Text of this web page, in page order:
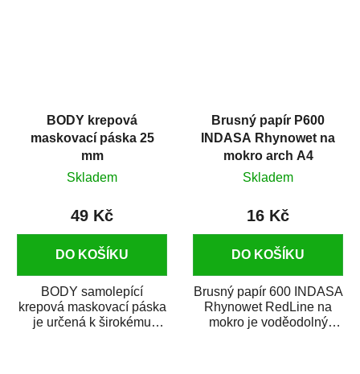
BODY krepová
maskovací páska 25
mm
Skladem
49 Kč
DO KOŠÍKU
BODY samolepící
krepová maskovací páska
je určená k širokému
Brusný papír P600
INDASA Rhynowet na
mokro arch A4
Skladem
16 Kč
DO KOŠÍKU
Brusný papír 600 INDASA
Rhynowet RedLine na
mokro je voděodolný